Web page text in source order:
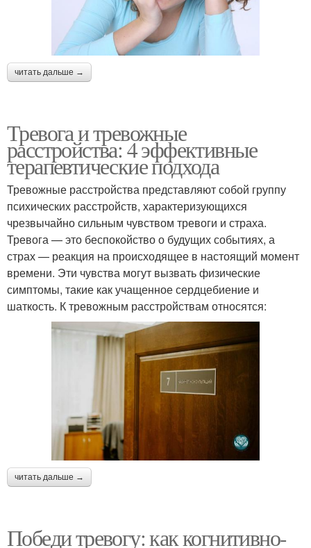
читать дальше →
Тревога и тревожные
расстройства: 4 эффективные
терапевтические подхода
Тревожные расстройства представляют собой группу
психических расстройств, характеризующихся
чрезвычайно сильным чувством тревоги и страха.
Тревога — это беспокойство о будущих событиях, а
страх — реакция на происходящее в настоящий момент
времени. Эти чувства могут вызвать физические
симптомы, такие как учащенное сердцебиение и
шаткость. К тревожным расстройствам относятся:
читать дальше →
Победи тревогу: как когнитивно-